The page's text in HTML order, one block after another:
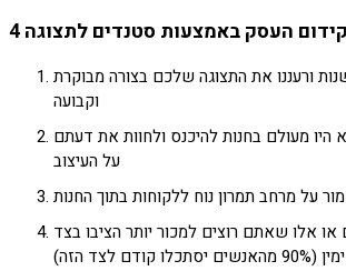
העסק באמצעות סטנדים לתצוגה
ורעננו את התצוגה שלכם בצורה מבוקרת
וקבועה
מעולם בחנות להיכנס ולחוות את דעתם
על מרחב תמרון נוח ללקוחות בתוך החנות
אלו שאתם רוצים למכור יותר הציבו בצד
ימין (90% מהאנשים יסתכלו קודם לצד הזה)